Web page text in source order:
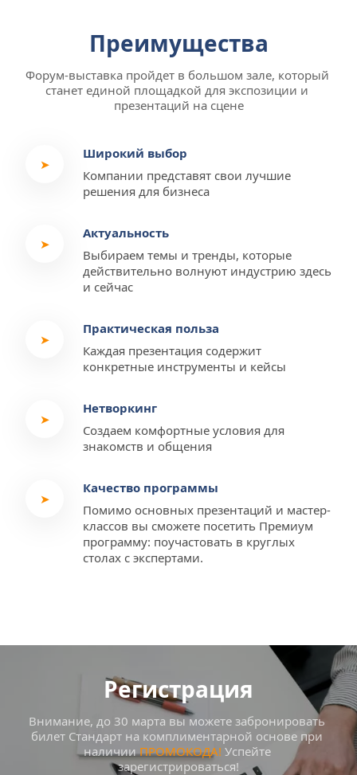
Преимущества
Форум-выставка пройдет в большом зале, который
станет единой площадкой для экспозиции и
презентаций на сцене
➤
Широкий выбор
Компании представят свои лучшие
решения для бизнеса
➤
Актуальность
Выбираем темы и тренды, которые
действительно волнуют индустрию здесь
и сейчас
➤
Практическая польза
Каждая презентация содержит
конкретные инструменты и кейсы
➤
Нетворкинг
Создаем комфортные условия для
знакомств и общения
➤
Качество программы
Помимо основных презентаций и мастер-
классов вы сможете посетить Премиум
программу: поучастовать в круглых
столах с экспертами.
Регистрация
Внимание, до 30 марта вы можете забронировать
билет Стандарт на комплиментарной основе при
наличии ПРОМОКОДА! Успейте
зарегистрироваться!